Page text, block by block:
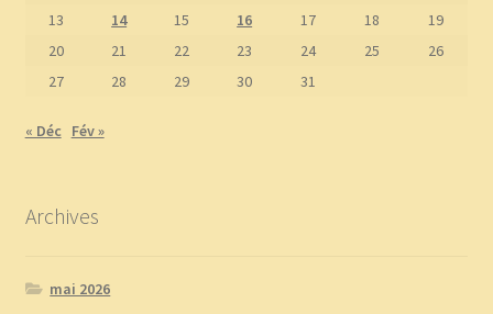
13
14 15 16 17 18
19
20
21 22 23 24 25
26
27
28 29 30 31
« Déc Fév »
Archives
mai 2026